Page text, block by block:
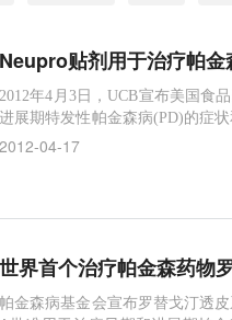
Neupro贴剂用于治疗帕
2012年4月3日，UCB宣布美国食
进展期特发性帕金森病(PD)的症
S)。Neupro是一种多巴胺激动剂
2012-04-17
世界首个治疗帕金森药物
帕金森病基金会宣布罗替戈汀透皮